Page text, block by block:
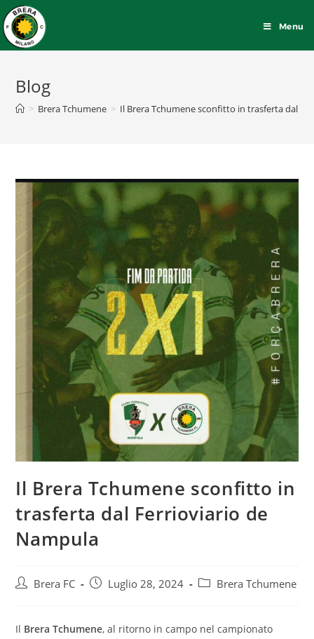
Menu
Blog
> Brera Tchumene > Il Brera Tchumene sconfitto in trasferta dal
Il Brera Tchumene sconfitto in
trasferta dal Ferrioviario de
Nampula
Brera FC Luglio 28, 2024 Brera Tchumene
Il Brera Tchumene, al ritorno in campo nel campionato